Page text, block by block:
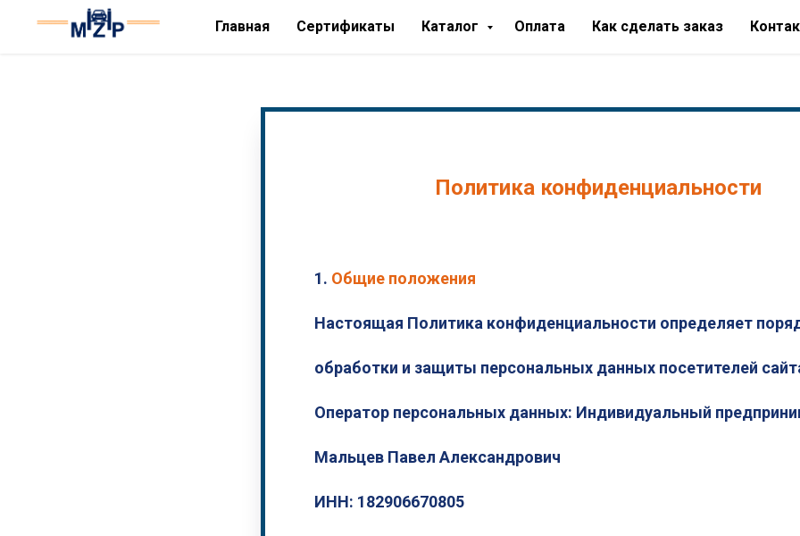
Главная Сертификаты Каталог Оплата Как сделать заказ
Политика конфиденциальности
1. Общие положения
Настоящая Политика конфиденциальности определяет
обработки и защиты персональных данных посетителей
Оператор персональных данных: Индивидуальный
Мальцев Павел Александрович
ИНН: 182906670805